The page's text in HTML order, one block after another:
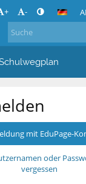
+ -
mit EduPage-
oder
vergessen